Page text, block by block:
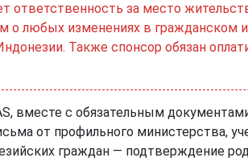
ответственность за место
о любых изменениях в гражданском
Также спонсор обязан
вместе с обязательным
от профильного министерства,
граждан — подтверждение